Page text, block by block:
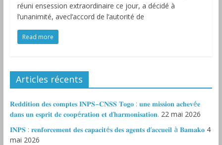
réuni ensession extraordinaire ce jour, a décidé à
l’unanimité, avecl’accord de l’autorité de
Read more
Articles récents
𝐑𝐞𝐝𝐝𝐢𝐭𝐢𝐨𝐧 𝐝𝐞𝐬 𝐜𝐨𝐦𝐩𝐭𝐞𝐬 𝐈𝐍𝐏𝐒–𝐂𝐍𝐒𝐒 𝐓𝐨𝐠𝐨 : 𝐮𝐧𝐞 𝐦𝐢𝐬𝐬𝐢𝐨𝐧 𝐚𝐜𝐡𝐞𝐯é𝐞
𝐝𝐚𝐧𝐬 𝐮𝐧 𝐞𝐬𝐩𝐫𝐢𝐭 𝐝𝐞 𝐜𝐨𝐨𝐩é𝐫𝐚𝐭𝐢𝐨𝐧 𝐞𝐭 𝐝’𝐡𝐚𝐫𝐦𝐨𝐧𝐢𝐬𝐚𝐭𝐢𝐨𝐧. 22 mai 2026
𝐈𝐍𝐏𝐒 : 𝐫𝐞𝐧𝐟𝐨𝐫𝐜𝐞𝐦𝐞𝐧𝐭 𝐝𝐞𝐬 𝐜𝐚𝐩𝐚𝐜𝐢𝐭é𝐬 𝐝𝐞𝐬 𝐚𝐠𝐞𝐧𝐭𝐬 𝐝’𝐚𝐜𝐜𝐮𝐞𝐢𝐥 à 𝐁𝐚𝐦𝐚𝐤𝐨 4
mai 2026